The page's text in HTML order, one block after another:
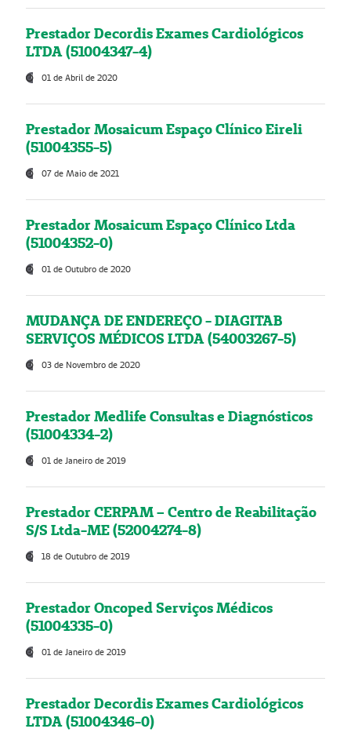
Prestador Decordis Exames Cardiológicos
LTDA (51004347-4)
01 de Abril de 2020
Prestador Mosaicum Espaço Clínico Eireli
(51004355-5)
07 de Maio de 2021
Prestador Mosaicum Espaço Clínico Ltda
(51004352-0)
01 de Outubro de 2020
MUDANÇA DE ENDEREÇO - DIAGITAB
SERVIÇOS MÉDICOS LTDA (54003267-5)
03 de Novembro de 2020
Prestador Medlife Consultas e Diagnósticos
(51004334-2)
01 de Janeiro de 2019
Prestador CERPAM – Centro de Reabilitação
S/S Ltda-ME (52004274-8)
18 de Outubro de 2019
Prestador Oncoped Serviços Médicos
(51004335-0)
01 de Janeiro de 2019
Prestador Decordis Exames Cardiológicos
LTDA (51004346-0)